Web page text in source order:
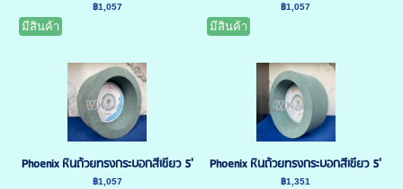
฿1,057
มีสินค้า
฿1,057
มีสินค้า
Phoenix หินถ้วยทรงกระบอกสีเขียว 5'
฿1,057
Phoenix หินถ้วยทรงกระบอกสีเขียว 5'
฿1,351